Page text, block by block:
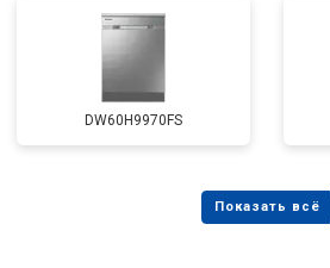
DW60H9970FS